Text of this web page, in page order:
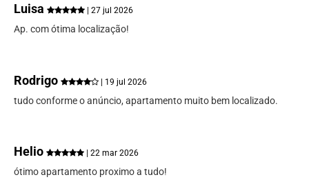
Luisa
| 27 jul 2026
Ap. com ótima localização!
Rodrigo | 19 jul 2026
tudo conforme o anúncio, apartamento muito bem localizado.
Helio | 22 mar 2026
ótimo apartamento proximo a tudo!